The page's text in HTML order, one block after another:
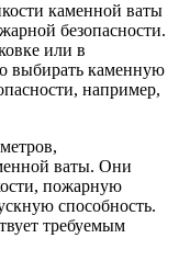
каменной ваты
безопасности.
или в
выбирать каменную
например,
ваты. Они
пожарную
способность.
требуемым